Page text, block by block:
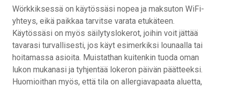
Wörkkiksessä on käytössäsi nopea ja maksuton WiFi-
yhteys, eikä paikkaa tarvitse varata etukäteen.
Käytössäsi on myös säilytyslokerot, joihin voit jättää
tavarasi turvallisesti, jos käyt esimerkiksi lounaalla tai
hoitamassa asioita. Muistathan kuitenkin tuoda oman
lukon mukanasi ja tyhjentää lokeron päivän päätteeksi.
Huomioithan myös, että tila on allergiavapaata aluetta,